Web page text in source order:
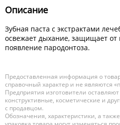
Описание
Зубная паста с экстрактами
освежает дыхание, защищает от
появление пародонтоза.
Предоставленная информация о
справочный характер и не являются
Предприятия изготовители
конструктивные, косметические и
с продавцом.
Обозначения, характеристики, а